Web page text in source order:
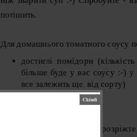
потішить.
Для домашнього томатного соусу
достиглі помідори
більше буде у вас соусу :-) у
все залежить ще від сорту)
Помідори помийте, кожну розріжте